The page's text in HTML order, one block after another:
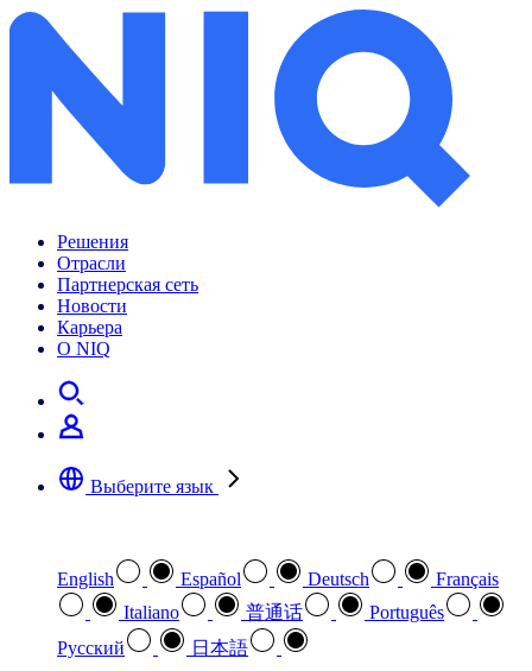
Решения
Отрасли
Партнерская сеть
Новости
Карьера
О NIQ
Выберите язык
English Español Deutsch
Français
Italiano
普通话
Português
Pусский
日本語